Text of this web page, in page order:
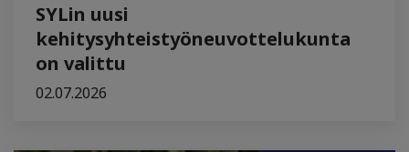
SYLin uusi
kehitysyhteistyöneuvottelukunta
on valittu
02.07.2026